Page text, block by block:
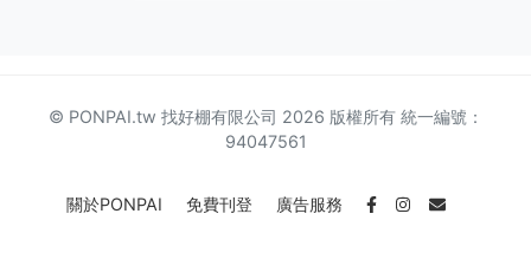
© PONPAI.tw 找好棚有限公司 2026 版權所有 統一編號：
94047561
關於PONPAI 免費刊登 廣告服務